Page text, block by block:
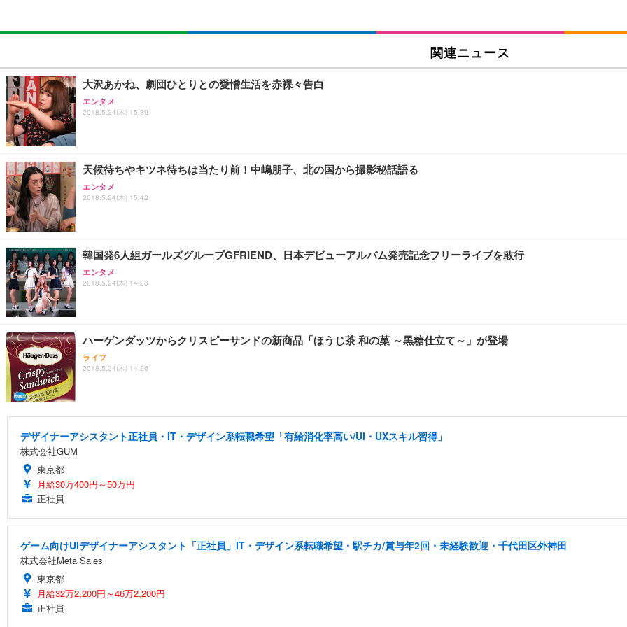
関連ニュース
大沢あかね、劇団ひとりとの愛憎生活を赤裸々告白
エンタメ
2018.5.24(木) 15:39
天候待ちやキツネ待ちは当たり前！中嶋朋子、北の国から撮影秘話語る
エンタメ
2018.5.24(木) 15:42
韓国発6人組ガールズグループGFRIEND、日本デビューアルバム発売記念フリーライブを敢行
エンタメ
2018.5.24(木) 14:23
ハーゲンダッツからクリスピーサンドの新商品「ほうじ茶 和の菓 ～黒糖仕立て～」が登場
ライフ
2018.5.24(木) 14:26
デザイナーアシスタント正社員・IT・デザイン系転職希望「有給消化率高い/UI・UXスキル習得」
株式会社GUM
東京都
月給30万400円～50万円
正社員
ゲーム向けUIデザイナーアシスタント「正社員」IT・デザイン系転職希望・駅チカ/賞与年2回・未経験歓迎・千代田区外神田
株式会社Meta Sales
東京都
月給32万2,200円～46万2,200円
正社員